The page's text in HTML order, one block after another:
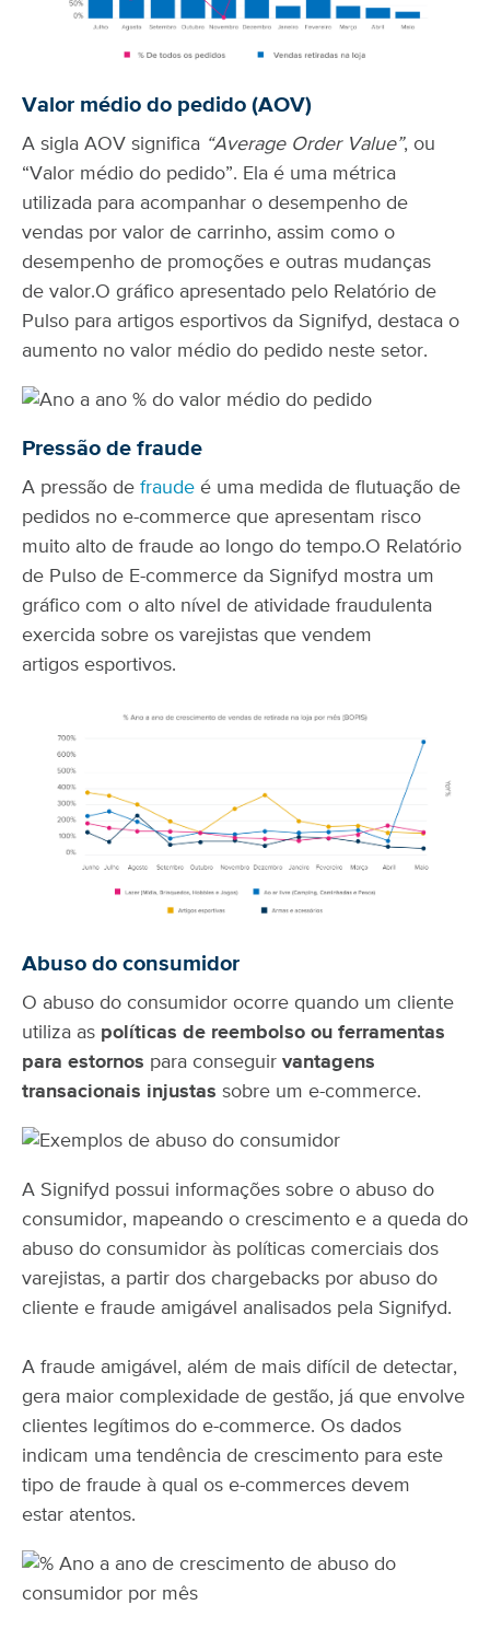
Valor médio do pedido (AOV)
A sigla AOV significa “Average Order Value”, ou
“Valor médio do pedido”. Ela é uma métrica
utilizada para acompanhar o desempenho de
vendas por valor de carrinho, assim como o
desempenho de promoções e outras mudanças
de valor.O gráfico apresentado pelo Relatório de
Pulso para artigos esportivos da Signifyd, destaca o
aumento no valor médio do pedido neste setor.
Pressão de fraude
A pressão de fraude é uma medida de flutuação de
pedidos no e-commerce que apresentam risco
muito alto de fraude ao longo do tempo.O Relatório
de Pulso de E-commerce da Signifyd mostra um
gráfico com o alto nível de atividade fraudulenta
exercida sobre os varejistas que vendem
artigos esportivos.
Abuso do consumidor
O abuso do consumidor ocorre quando um cliente
utiliza as políticas de reembolso ou ferramentas
para estornos para conseguir vantagens
transacionais injustas sobre um e-commerce.
A Signifyd possui informações sobre o abuso do
consumidor, mapeando o crescimento e a queda do
abuso do consumidor às políticas comerciais dos
varejistas, a partir dos chargebacks por abuso do
cliente e fraude amigável analisados pela Signifyd.
A fraude amigável, além de mais difícil de detectar,
gera maior complexidade de gestão, já que envolve
clientes legítimos do e-commerce. Os dados
indicam uma tendência de crescimento para este
tipo de fraude à qual os e-commerces devem
estar atentos.